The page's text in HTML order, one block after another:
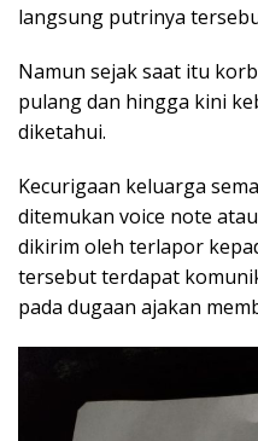
langsung putrinya
Namun sejak saat itu
pulang dan hingga kini
diketahui.
Kecurigaan keluarga
ditemukan voice note
dikirim oleh terlapor
tersebut terdapat
pada dugaan ajakan